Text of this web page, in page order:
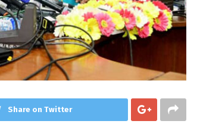
Share on Twitter